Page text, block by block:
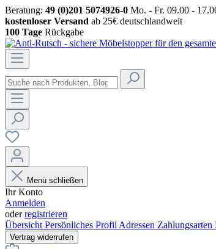
Beratung: 49 (0)201 5074926-0 Mo. - Fr. 09.00 -
kostenloser Versand ab 25€ deutschlandweit
100 Tage Rückgabe
Menü schließen
Ihr Konto
Anmelden
oderregistrieren
Übersicht Persönliches Profil Adressen Zahlungsarten
Vertrag widerrufen